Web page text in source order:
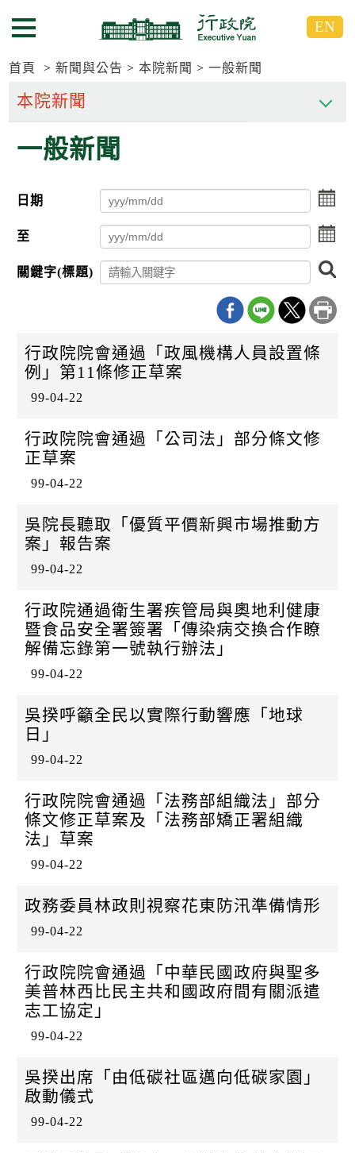
到
要
區
到
要
區
選單按鈕 EN
首頁 新聞與公告 本院新聞 一般新聞
一般新聞
日期
點
擊
選
擇
期
日
至
點
擊
擇
期
迄
關鍵字(標題)
尋
行政院院會通過「政風機構人員設置條
例」第11條修正草案
99-04-22
行政院院會通過「公司法」部分條文修
正草案
99-04-22
吳院長聽取「優質平價新興市場推動方
案」報告案
99-04-22
行政院通過衛生署疾管局與奧地利健康
暨食品安全署簽署「傳染病交換合作瞭
解備忘錄第一號執行辦法」
99-04-22
吳揆呼籲全民以實際行動響應「地球
日」
99-04-22
行政院院會通過「法務部組織法」部分
條文修正草案及「法務部矯正署組織
法」草案
99-04-22
政務委員林政則視察花東防汛準備情形
99-04-22
行政院院會通過「中華民國政府與聖多
美普林西比民主共和國政府間有關派遣
志工協定」
99-04-22
吳揆出席「由低碳社區邁向低碳家園」
啟動儀式
99-04-22